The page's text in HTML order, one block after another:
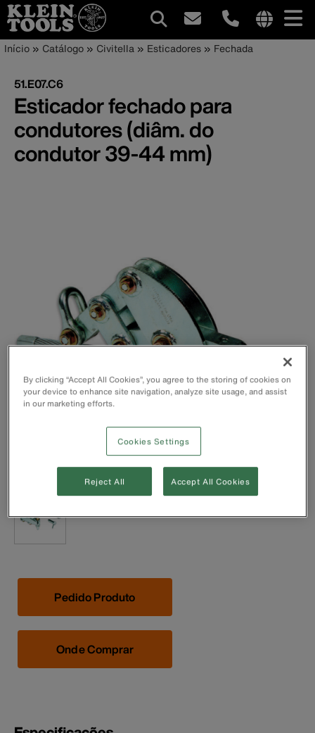
Pular
conteúdo
principal
Navegação
principal
Trilha
de
navegação
Início Catálogo Civitella Esticadores Fechada
51.E07.C6
Esticador fechado para
condutores (diâm. do
condutor 39-44 mm)
Pedido Produto
Onde Comprar
By clicking “Accept All Cookies”, you agree to the storing of cookies on
your device to enhance site navigation, analyze site usage, and assist
in our marketing efforts.
Cookies Settings
Reject All Accept All Cookies